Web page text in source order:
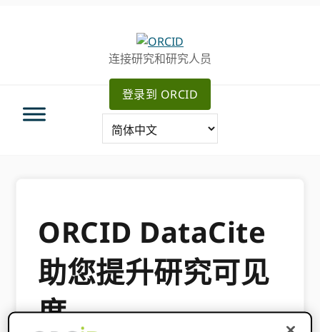
连接研究和研究人员
登录到 ORCID
ORCID DataCite
助您提升研究可见
度